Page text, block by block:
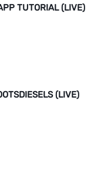
TUTORIAL (LIVE)
(LIVE)